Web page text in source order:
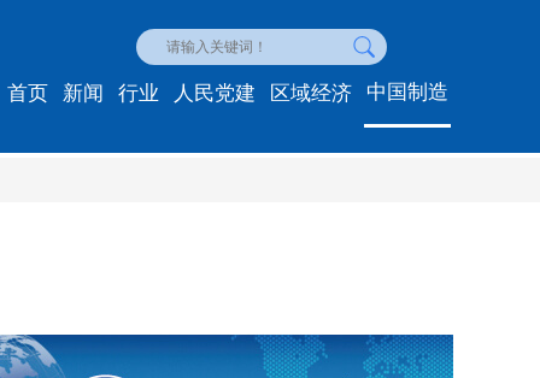
首页 新闻 行业 人民党建 区域经济 中国制造